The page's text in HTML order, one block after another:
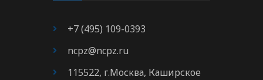
+7 (495) 109-0393
ncpz@ncpz.ru
115522, г.Москва, Каширское